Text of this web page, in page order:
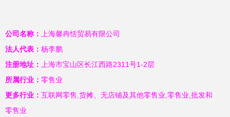
公司名称：
上海馨冉恬贸易有限公司
法人代表： 杨李鹏
注册地址：
上海市宝山区长江西路2311号1-2层
所属行业： 零售业
更多行业： 互联网零售,货摊、无店铺及其他零售业,零售业,批发和
零售业